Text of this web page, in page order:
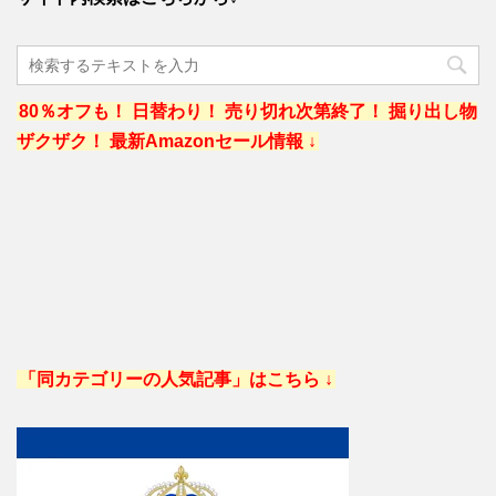
80％オフも！ 日替わり！ 売り切れ次第終了！ 掘り出し物
ザクザク！ 最新Amazonセール情報 ↓
「同カテゴリーの人気記事」はこちら ↓